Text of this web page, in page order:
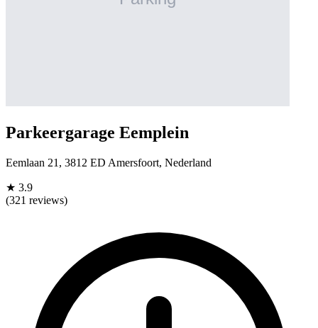
Parkeergarage Eemplein
Eemlaan 21, 3812 ED Amersfoort, Nederland
★ 3.9
(321 reviews)